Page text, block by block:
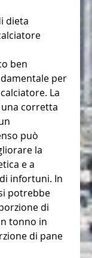
dieta
ben
per
La
corretta
può
la
e a
infortuni. In
potrebbe
di
tonno in
di pane